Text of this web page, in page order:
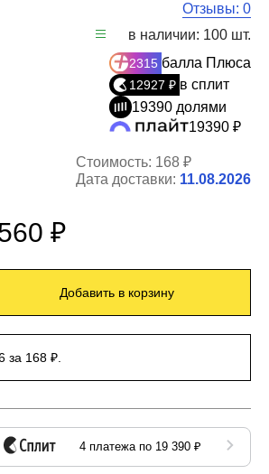
Отзывы: 0
в наличии: 100 шт.
2315 балла Плюса
12927 ₽ в сплит
19390 долями
19390 ₽
Стоимость: 168 ₽
Дата доставки: 11.08.2026
₽
Добавить в корзину
за 168 ₽.
4 платежа по 19 390 ₽